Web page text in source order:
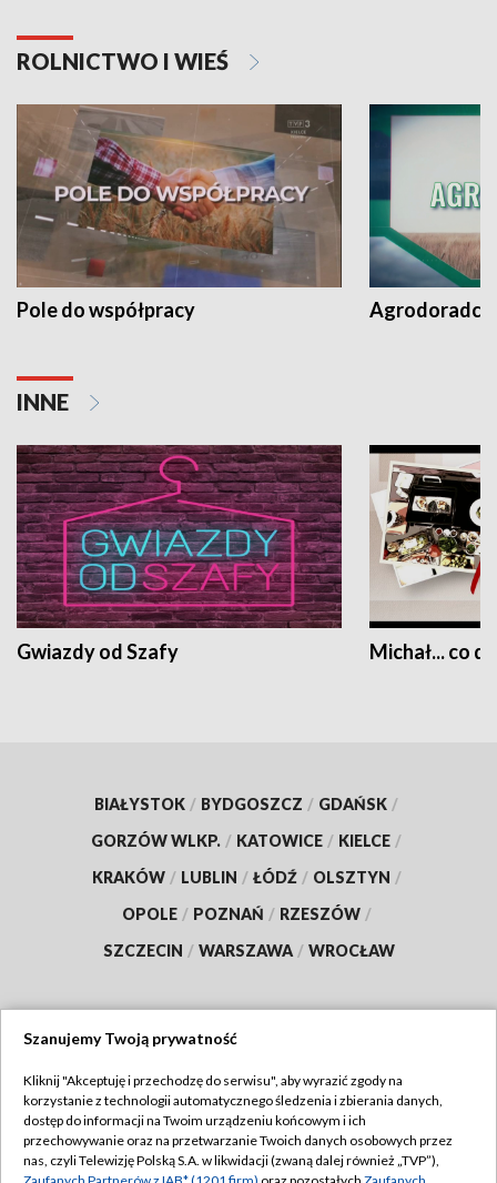
ROLNICTWO I WIEŚ
Pole do współpracy Agrodoradcy
INNE
Gwiazdy od Szafy Michał... co
BIAŁYSTOK / BYDGOSZCZ / GDAŃSK /
GORZÓW WLKP. / KATOWICE / KIELCE /
KRAKÓW / LUBLIN / ŁÓDŹ / OLSZTYN /
OPOLE / POZNAŃ / RZESZÓW /
SZCZECIN / WARSZAWA / WROCŁAW
TVP
Abonament TVP
Emisja w TVP
Regulamin TVP
Szanujemy Twoją prywatność
Kliknij "Akceptuję i przechodzę do serwisu", aby wyrazić zgody na
korzystanie z technologii automatycznego śledzenia i zbierania danych,
dostęp do informacji na Twoim urządzeniu końcowym i ich
przechowywanie oraz na przetwarzanie Twoich danych osobowych przez
nas, czyli Telewizję Polską S.A. w likwidacji (zwaną dalej również „TVP”),